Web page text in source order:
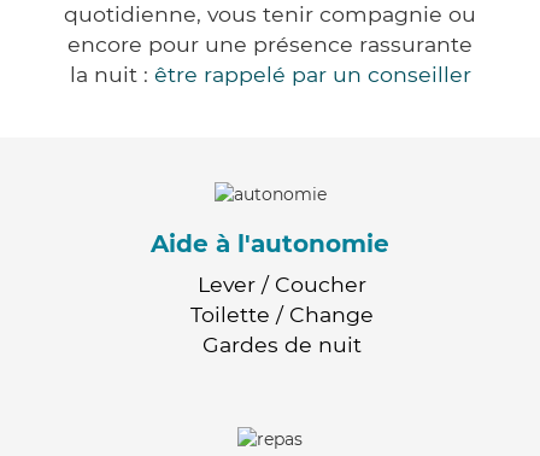
quotidienne, vous tenir compagnie ou
encore pour une présence rassurante
la nuit : être rappelé par un conseiller
Aide à l'autonomie
Lever / Coucher
Toilette / Change
Gardes de nuit